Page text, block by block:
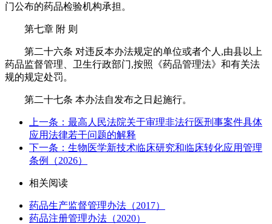
门公布的药品检验机构承担。
第七章 附 则
第二十六条 对违反本办法规定的单位或者个人,由县以上
药品监督管理、卫生行政部门,按照《药品管理法》和有关法
规的规定处罚。
第二十七条 本办法自发布之日起施行。
上一条：最高人民法院关于审理非法行医刑事案件具体
应用法律若干问题的解释
下一条：生物医学新技术临床研究和临床转化应用管理
条例（2026）
相关阅读
药品生产监督管理办法（2017）
药品注册管理办法（2020）